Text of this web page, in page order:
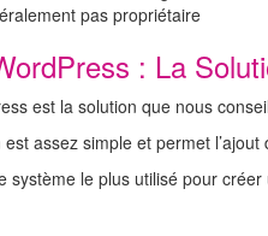
pas propriétaire
: La
est la solution que nous
assez simple et permet
système le plus utilisé pour